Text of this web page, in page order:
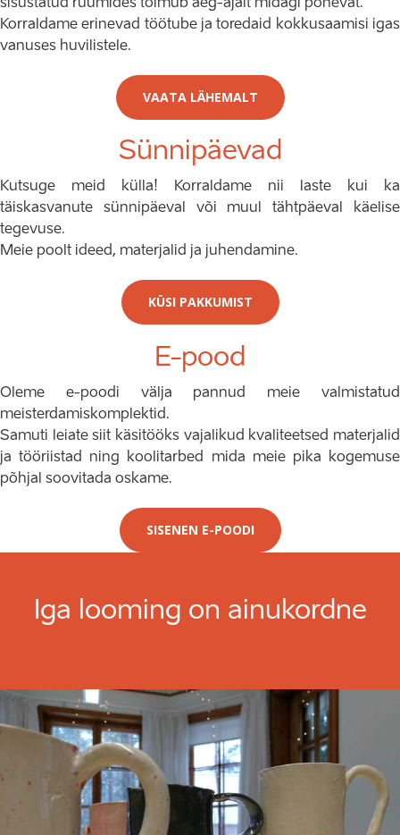
sisustatud ruumides toimub aeg-ajalt midagi põnevat.
Korraldame erinevad töötube ja toredaid kokkusaamisi igas
vanuses huvilistele.
VAATA LÄHEMALT
Sünnipäevad
Kutsuge meid külla! Korraldame nii laste kui ka
täiskasvanute sünnipäeval või muul tähtpäeval käelise
tegevuse.
Meie poolt ideed, materjalid ja juhendamine.
KÜSI PAKKUMIST
E-pood
Oleme e-poodi välja pannud meie valmistatud
meisterdamiskomplektid.
Samuti leiate siit käsitööks vajalikud kvaliteetsed materjalid
ja tööriistad ning koolitarbed mida meie pika kogemuse
põhjal soovitada oskame.
SISENEN E-POODI
Iga looming on ainukordne